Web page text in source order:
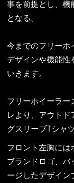
事を前提とし、機
となる。
今までのフリーホ
デザインや機能性
いきます。
フリーホイーラー
レより、アウトド
グスリーブTシャ
フロント左胸には
ブランドロゴ、バ
ージしたデザイン